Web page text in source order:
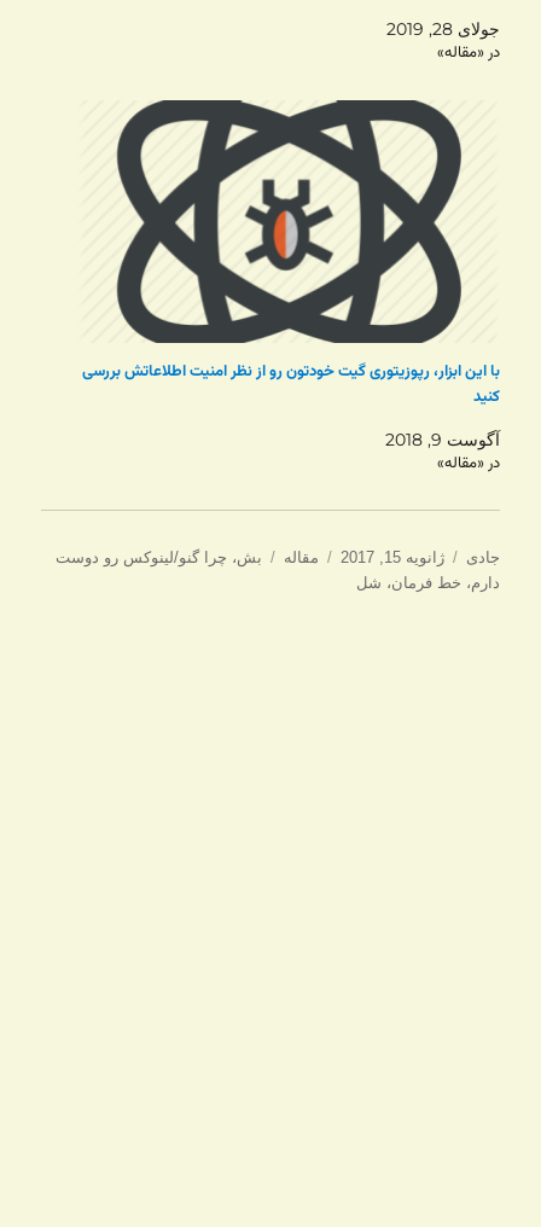
جولای 28, 2019
در «مقاله»
با این ابزار، رپوزیتوری گیت خودتون رو از نظر امنیت اطلاعاتش بررسی
کنید
آگوست 9, 2018
در «مقاله»
نویسنده
جادی
ارسال
شده
ژانویه 15, 2017 دسته‌ها
مقاله برچسب‌ها
بش، چرا گنو/لینوکس رو دوست
دارم، خط فرمان، شل